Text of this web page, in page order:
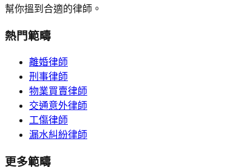
幫你搵到合適的律師。
熱門範疇
離婚律師
刑事律師
物業買賣律師
交通意外律師
工傷律師
漏水糾紛律師
更多範疇